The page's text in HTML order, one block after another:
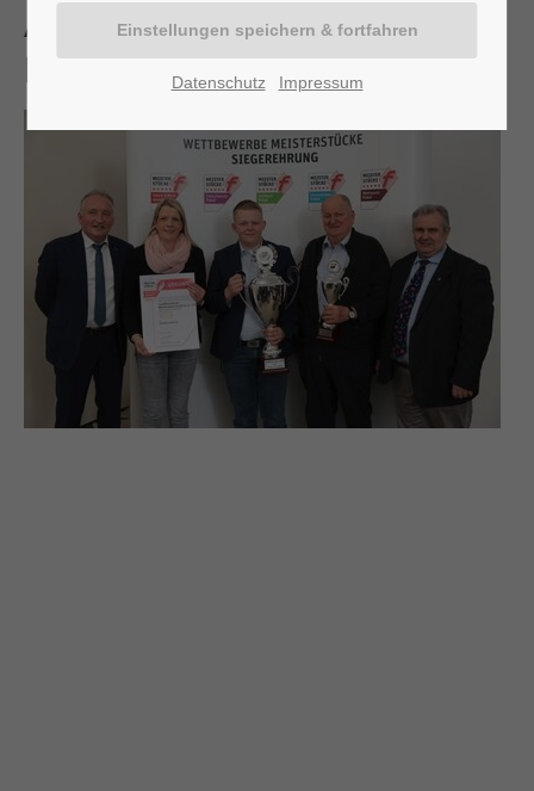
Auszeichnungen für weitere
ProdukteDatenschutz Impressum